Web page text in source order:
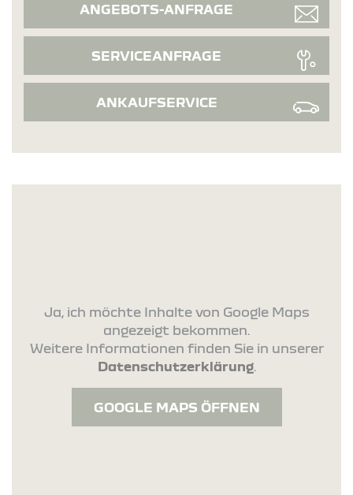
ANGEBOTS-ANFRAGE
SERVICEANFRAGE
ANKAUFSERVICE
Ja, ich möchte Inhalte von Google Maps
angezeigt bekommen.
Weitere Informationen finden Sie in unserer
Datenschutzerklärung.
GOOGLE MAPS ÖFFNEN